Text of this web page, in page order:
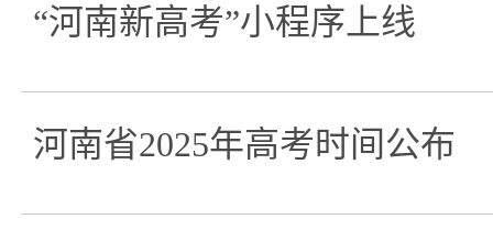
“河南新高考”小程序上线
河南省2025年高考时间公布